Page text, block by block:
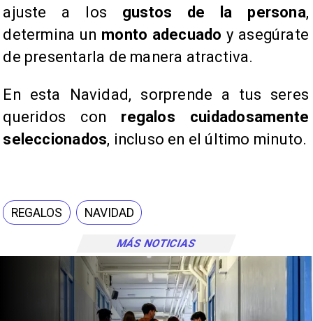
MÁS NOTICIAS
ajuste a los gustos de la persona,
determina un monto adecuadoy asegúrate
de presentarla de manera atractiva.
En esta Navidad, sorprende a tus seres
queridos con regalos cuidadosamente
seleccionados, incluso en el último minuto.
REGALOS NAVIDAD